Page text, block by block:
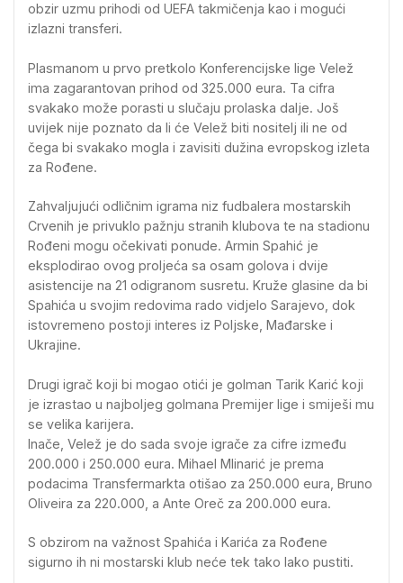
obzir uzmu prihodi od UEFA takmičenja kao i mogući
izlazni transferi.
Plasmanom u prvo pretkolo Konferencijske lige Velež
ima zagarantovan prihod od 325.000 eura. Ta cifra
svakako može porasti u slučaju prolaska dalje. Još
uvijek nije poznato da li će Velež biti nositelj ili ne od
čega bi svakako mogla i zavisiti dužina evropskog izleta
za Rođene.
Zahvaljujući odličnim igrama niz fudbalera mostarskih
Crvenih je privuklo pažnju stranih klubova te na stadionu
Rođeni mogu očekivati ponude. Armin Spahić je
eksplodirao ovog proljeća sa osam golova i dvije
asistencije na 21 odigranom susretu. Kruže glasine da bi
Spahića u svojim redovima rado vidjelo Sarajevo, dok
istovremeno postoji interes iz Poljske, Mađarske i
Ukrajine.
Drugi igrač koji bi mogao otići je golman Tarik Karić koji
je izrastao u najboljeg golmana Premijer lige i smiješi mu
se velika karijera.
Inače, Velež je do sada svoje igrače za cifre između
200.000 i 250.000 eura. Mihael Mlinarić je prema
podacima Transfermarkta otišao za 250.000 eura, Bruno
Oliveira za 220.000, a Ante Oreč za 200.000 eura.
S obzirom na važnost Spahića i Karića za Rođene
sigurno ih ni mostarski klub neće tek tako lako pustiti.